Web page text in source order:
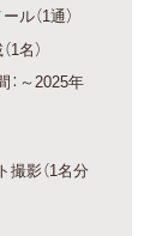
（1通）
名）
：～2025年
影（1名分